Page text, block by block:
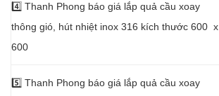
4️⃣ Thanh Phong báo giá lắp quả cầu xoay
thông gió, hút nhiệt inox 316 kích thước 600 x
600
5️⃣ Thanh Phong báo giá lắp quả cầu xoay